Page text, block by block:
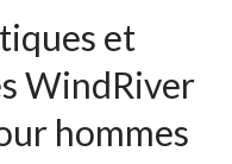
et
WindRiver
hommes